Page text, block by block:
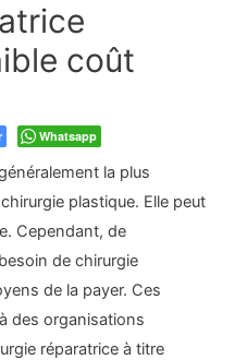
coût
Whatsapp
la plus
plastique. Elle peut
Cependant, de
de chirurgie
de la payer. Ces
des organisations
réparatrice à titre